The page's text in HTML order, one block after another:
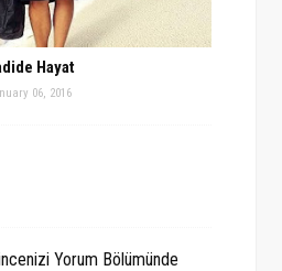
Hayat
06, 2016
Yorum Bölümünde